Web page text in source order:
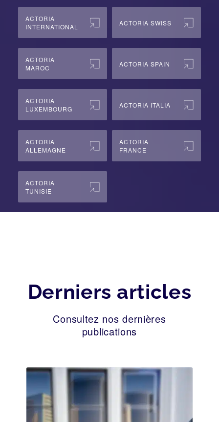
ACTORIA
INTERNATIONAL
ACTORIA SWISS
ACTORIA
MAROC
ACTORIA SPAIN
ACTORIA
LUXEMBOURG
ACTORIA ITALIA
ACTORIA
ALLEMAGNE
ACTORIA
FRANCE
ACTORIA
TUNISIE
Derniers articles
Consultez nos dernières
publications